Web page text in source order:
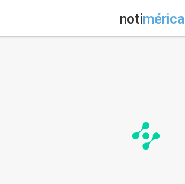
notimérica